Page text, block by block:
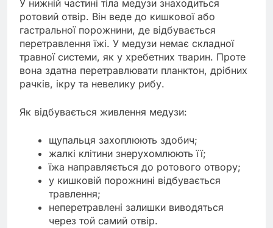
У нижній частині тіла медузи знаходиться
ротовий отвір. Він веде до кишкової або
гастральної порожнини, де відбувається
перетравлення їжі. У медузи немає складної
травної системи, як у хребетних тварин. Проте
вона здатна перетравлювати планктон, дрібних
рачків, ікру та невелику рибу.
Як відбувається живлення медузи:
щупальця захоплюють здобич;
жалкі клітини знерухомлюють її;
їжа направляється до ротового отвору;
у кишковій порожнині відбувається
травлення;
неперетравлені залишки виводяться
через той самий отвір.